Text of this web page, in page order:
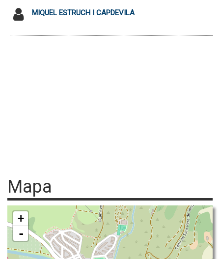
MIQUEL ESTRUCH I CAPDEVILA
Mapa
+
-